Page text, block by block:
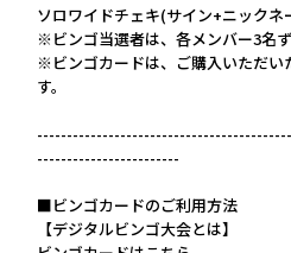
ソロワイドチェキ(サイン+ニックネ
※ビンゴ当選者は、各メンバー3名ず
※ビンゴカードは、ご購入いただい
す。
------------------------
■ビンゴカードのご利用方法
【デジタルビンゴ大会とは】